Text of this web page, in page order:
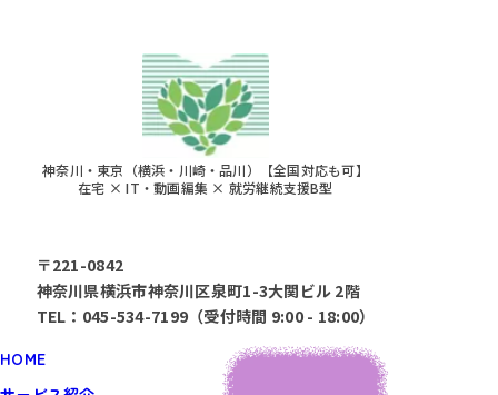
神奈川・東京（横浜・川崎・品川）【全国対応も可】
在宅 × IT・動画編集 × 就労継続支援B型
〒221-0842
神奈川県横浜市神奈川区泉町1-3大関ビル 2階
TEL：045-534-7199（受付時間 9:00 - 18:00）
HOME